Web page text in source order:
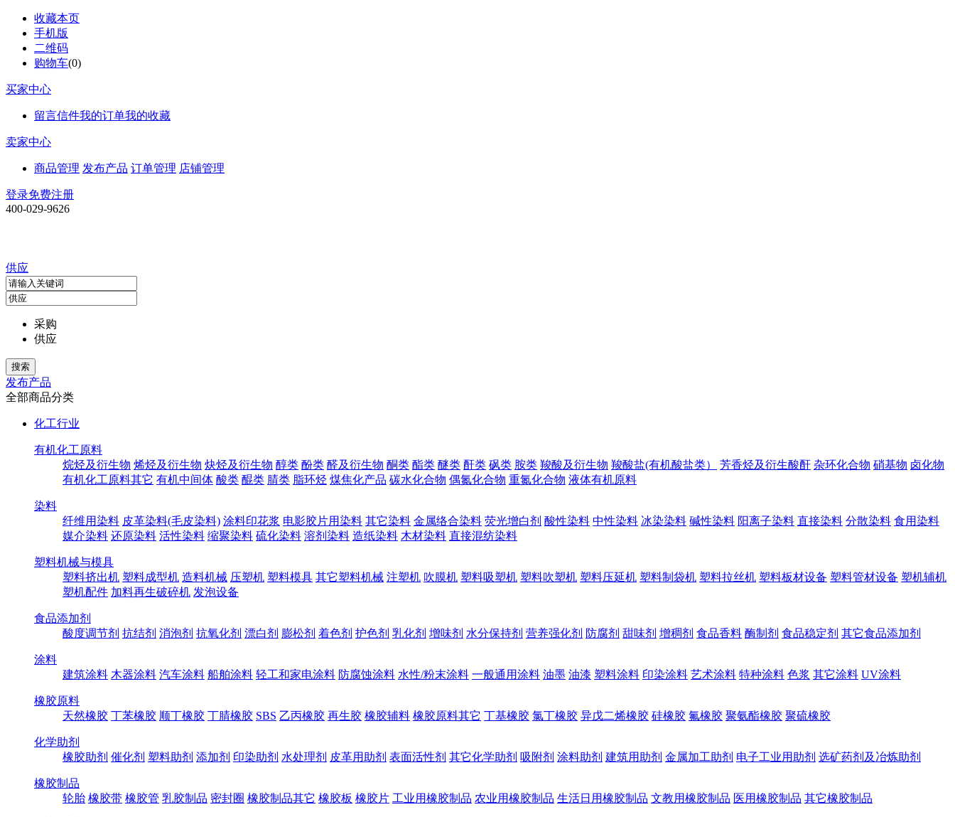
收藏本页
手机版
二维码
购物车(0)
买家中心
留言信件我的订单我的收藏
卖家中心
商品管理 发布产品 订单管理 店铺管理
登录免费注册
400-029-9626
供应
采购
供应
发布产品
全部商品分类
化工行业
有机化工原料
烷烃及衍生物 烯烃及衍生物 炔烃及衍生物 醇类 酚类 醛及衍生物 酮类 酯类 醚类 酐类 砜类 胺类 羧酸及衍生物 羧酸盐(有机酸盐类） 芳香烃及衍生酸酐 杂环化合物 硝基物 卤化物
有机化工原料其它 有机中间体 酸类 醌类 腈类 脂环烃 煤焦化产品 碳水化合物 偶氮化合物 重氮化合物 液体有机原料
染料
纤维用染料 皮革染料(毛皮染料) 涂料印花浆 电影胶片用染料 其它染料 金属络合染料 荧光增白剂 酸性染料 中性染料 冰染染料 碱性染料 阳离子染料 直接染料 分散染料 食用染料
媒介染料 还原染料 活性染料 缩聚染料 硫化染料 溶剂染料 造纸染料 木材染料 直接混纺染料
塑料机械与模具
塑料挤出机 塑料成型机 造料机械 压塑机 塑料模具 其它塑料机械 注塑机 吹膜机 塑料吸塑机 塑料吹塑机 塑料压延机 塑料制袋机 塑料拉丝机 塑料板材设备 塑料管材设备 塑机辅机
塑机配件 加料再生破碎机 发泡设备
食品添加剂
酸度调节剂 抗结剂 消泡剂 抗氧化剂 漂白剂 膨松剂 着色剂 护色剂 乳化剂 增味剂 水分保持剂 营养强化剂 防腐剂 甜味剂 增稠剂 食品香料 酶制剂 食品稳定剂 其它食品添加剂
涂料
建筑涂料 木器涂料 汽车涂料 船舶涂料 轻工和家电涂料 防腐蚀涂料 水性/粉末涂料 一般通用涂料 油墨 油漆 塑料涂料 印染涂料 艺术涂料 特种涂料 色浆 其它涂料 UV涂料
橡胶原料
天然橡胶 丁苯橡胶 顺丁橡胶 丁腈橡胶 SBS 乙丙橡胶 再生胶 橡胶辅料 橡胶原料其它 丁基橡胶 氯丁橡胶 异戊二烯橡胶 硅橡胶 氟橡胶 聚氨酯橡胶 聚硫橡胶
化学助剂
橡胶助剂 催化剂 塑料助剂 添加剂 印染助剂 水处理剂 皮革用助剂 表面活性剂 其它化学助剂 吸附剂 涂料助剂 建筑用助剂 金属加工助剂 电子工业用助剂 选矿药剂及冶炼助剂
橡胶制品
轮胎 橡胶带 橡胶管 乳胶制品 密封圈 橡胶制品其它 橡胶板 橡胶片 工业用橡胶制品 农业用橡胶制品 生活日用橡胶制品 文教用橡胶制品 医用橡胶制品 其它橡胶制品